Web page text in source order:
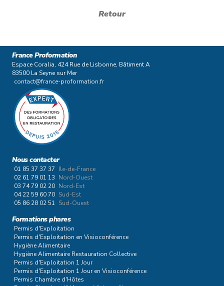
Retour
France Proformation
Espace Coralia, 424 Rue de Lisbonne, Bâtiment A
83500 La Seyne sur Mer
contact@france-proformation.fr
Nous contacter
01 85 37 37 37 Ile-de-France
02 61 79 01 13 Nord-Ouest
03 74 79 02 20 Nord-Est
04 22 59 60 70 Sud-Est
05 86 28 02 51 Sud-Ouest
Formations phares
Permis d'Exploitation
Permis d'Exploitation en Visioconférence
Hygiène Alimentaire
Hygiène Alimentaire Restauration Collective
Permis d'Exploitation 1 Jour
Permis d'Exploitation 1 Jour en Visioconférence
Permis Chambre d'Hôtes